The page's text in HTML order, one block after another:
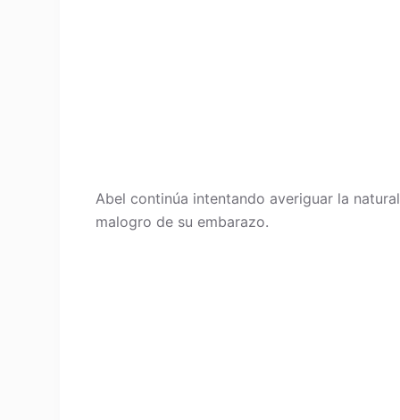
Abel continúa intentando averiguar la
malogro de su embarazo.